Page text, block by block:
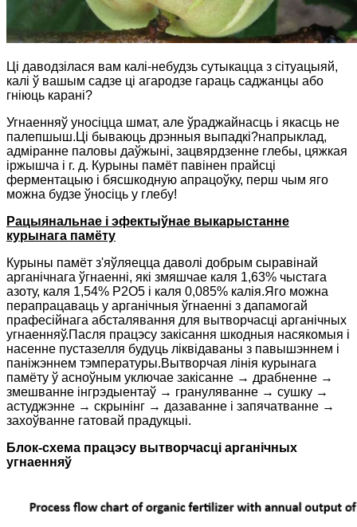
Ці даводзілася вам калі-небудзь сутыкацца з сітуацыяй,
калі ў вашым садзе ці агародзе гараць саджанцы або
гніюць карані?
Угнаенняў уносіцца шмат, але ўраджайнасць і якасць не
палепшыш.Ці бываюць дрэнныя выпадкі?напрыклад,
адміранне паловы даўжыні, зацвярдзенне глебы, цяжкая
іржышча і г. д. Курыны памёт павінен прайсці
ферментацыю і бясшкодную апрацоўку, перш чым яго
можна будзе ўносіць у глебу!
Рацыянальнае і эфектыўнае выкарыстанне
курынага памёту
Курыны памёт з'яўляецца даволі добрым сыравінай
арганічнага ўгнаенні, які змяшчае каля 1,63% чыстага
азоту, каля 1,54% Р2О5 і каля 0,085% калія.Яго можна
перапрацаваць у арганічныя ўгнаенні з дапамогай
прафесійнага абсталявання для вытворчасці арганічных
угнаенняў.Пасля працэсу закісання шкодныя насякомыя і
насенне пустазелля будуць ліквідаваны з павышэннем і
паніжэннем тэмпературы.Вытворчая лінія курынага
памёту ў асноўным уключае закісанне → драбненне →
змешванне інгрэдыентаў → грануляванне → сушку →
астуджэнне → скрынінг → дазаванне і запячатванне →
захоўванне гатовай прадукцыі.
Блок-схема працэсу вытворчасці арганічных
угнаенняў